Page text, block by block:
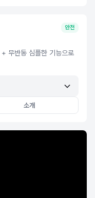
안전
무반동 심플한 기능으로
소개